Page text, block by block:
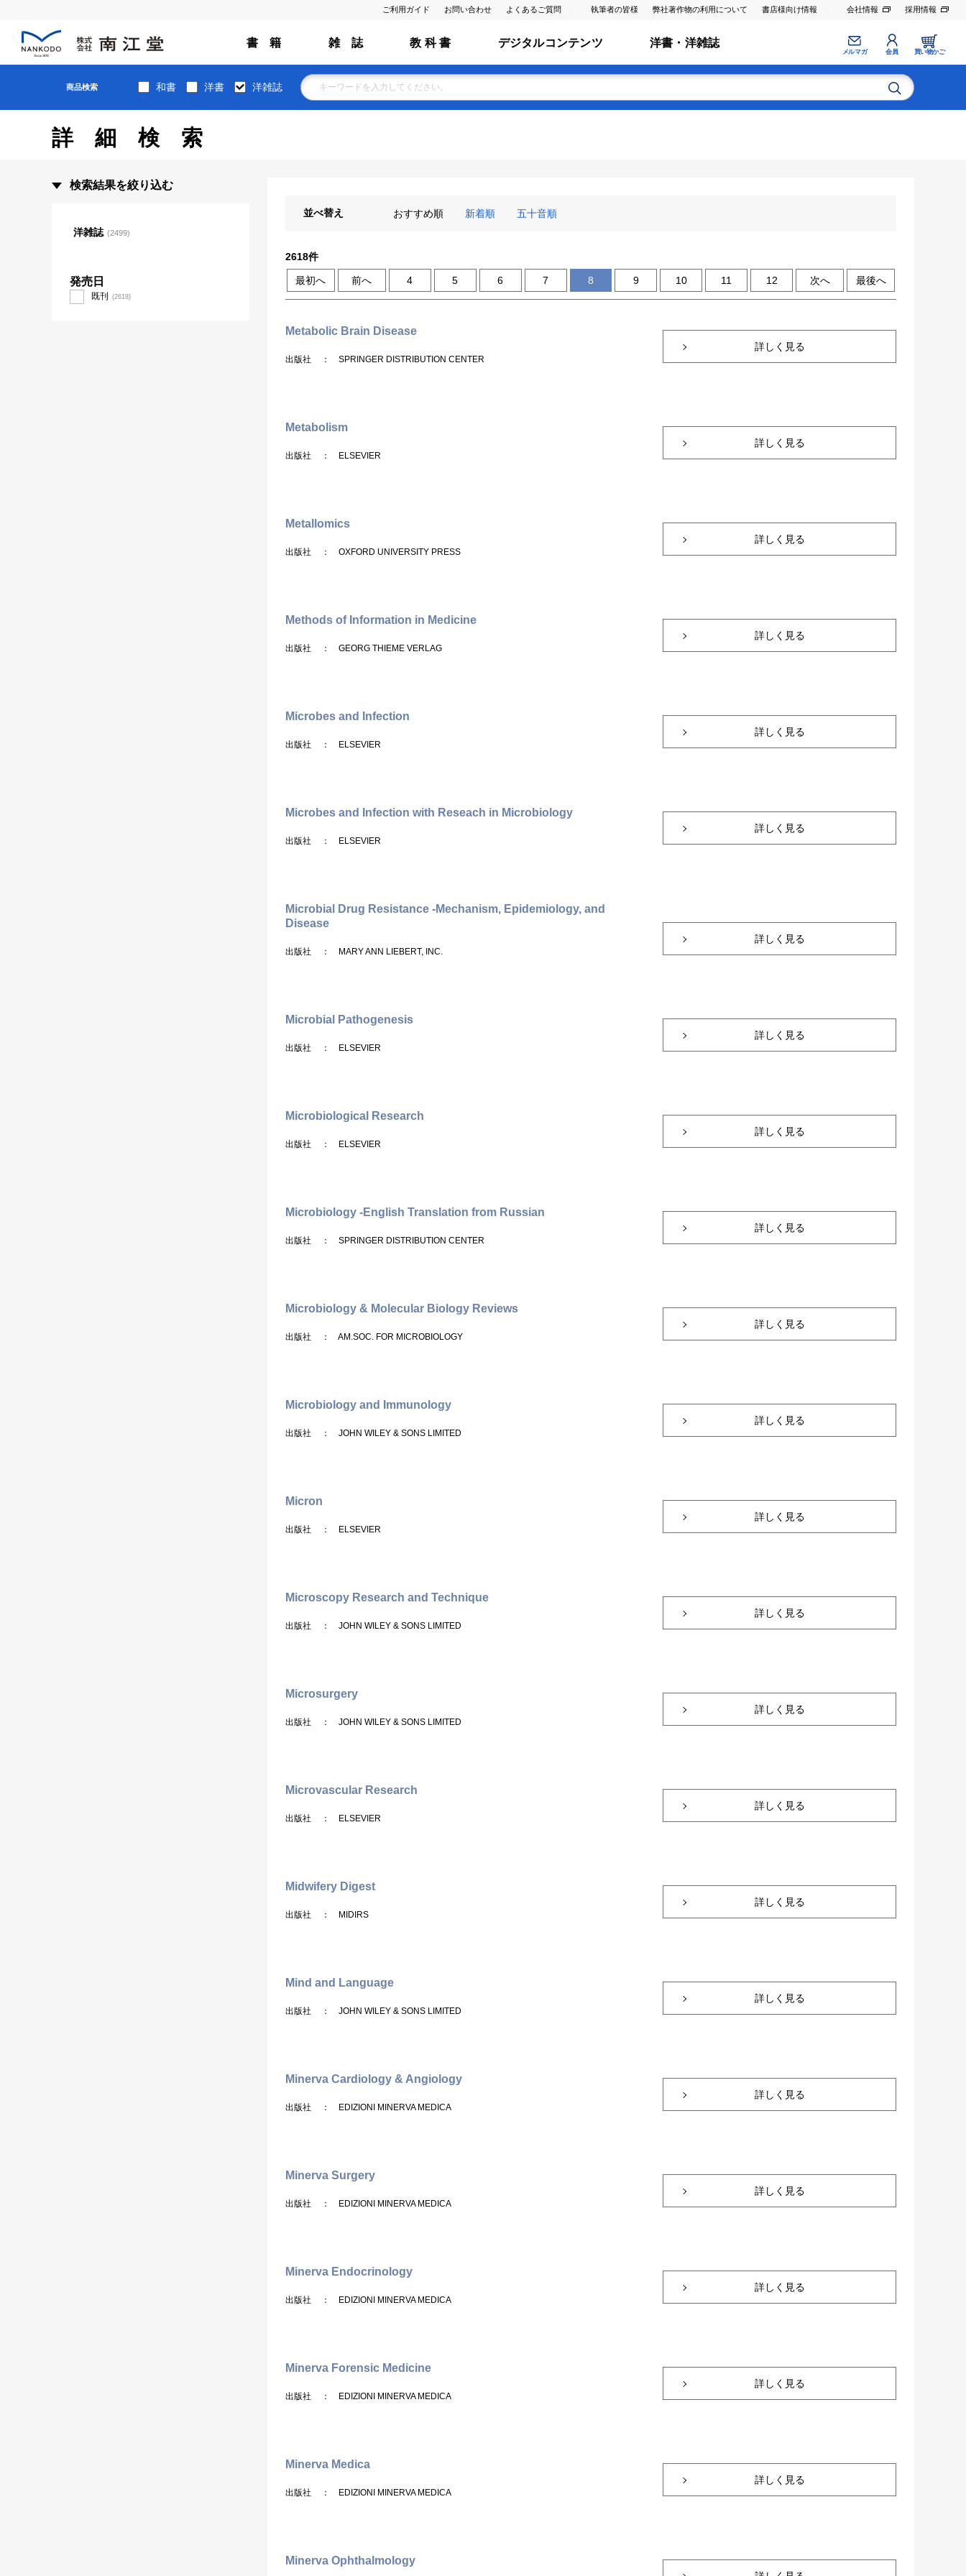
ご利用ガイド お問い合わせ よくあるご質問 執筆者の皆様 弊社著作物の利用について 書店様向け情報 会社情報 採用情報
書 籍 雑 誌 教 科 書 デジタルコンテンツ 洋書・洋雑誌
メルマガ 会員 買い物かご
商品検索 和書 洋書 洋雑誌
詳細検索
並べ替え おすすめ順 新着順 五十音順
2618件
最初へ 前へ 4 5 6 7 8 9 10 11 12 次へ 最後へ
Metabolic Brain Disease
出版社 ： SPRINGER DISTRIBUTION CENTER
詳しく見る
Metabolism
出版社 ： ELSEVIER
詳しく見る
Metallomics
出版社 ： OXFORD UNIVERSITY PRESS
詳しく見る
Methods of Information in Medicine
出版社 ： GEORG THIEME VERLAG
詳しく見る
Microbes and Infection
出版社 ： ELSEVIER
詳しく見る
Microbes and Infection with Reseach in Microbiology
出版社 ： ELSEVIER
詳しく見る
Microbial Drug Resistance -Mechanism, Epidemiology, and
Disease
出版社 ： MARY ANN LIEBERT, INC.
詳しく見る
Microbial Pathogenesis
出版社 ： ELSEVIER
詳しく見る
Microbiological Research
出版社 ： ELSEVIER
詳しく見る
Microbiology -English Translation from Russian
出版社 ： SPRINGER DISTRIBUTION CENTER
詳しく見る
Microbiology & Molecular Biology Reviews
出版社 ： AM.SOC. FOR MICROBIOLOGY
詳しく見る
Microbiology and Immunology
出版社 ： JOHN WILEY & SONS LIMITED
詳しく見る
Micron
出版社 ： ELSEVIER
詳しく見る
Microscopy Research and Technique
出版社 ： JOHN WILEY & SONS LIMITED
詳しく見る
Microsurgery
出版社 ： JOHN WILEY & SONS LIMITED
詳しく見る
Microvascular Research
出版社 ： ELSEVIER
詳しく見る
Midwifery Digest
出版社 ： MIDIRS
詳しく見る
Mind and Language
出版社 ： JOHN WILEY & SONS LIMITED
詳しく見る
Minerva Cardiology & Angiology
出版社 ： EDIZIONI MINERVA MEDICA
詳しく見る
Minerva Surgery
出版社 ： EDIZIONI MINERVA MEDICA
詳しく見る
Minerva Endocrinology
出版社 ： EDIZIONI MINERVA MEDICA
詳しく見る
Minerva Forensic Medicine
出版社 ： EDIZIONI MINERVA MEDICA
詳しく見る
Minerva Medica
出版社 ： EDIZIONI MINERVA MEDICA
詳しく見る
Minerva Ophthalmology
検索結果を絞り込む
洋雑誌 (2499)
発売日
既刊 (2618)